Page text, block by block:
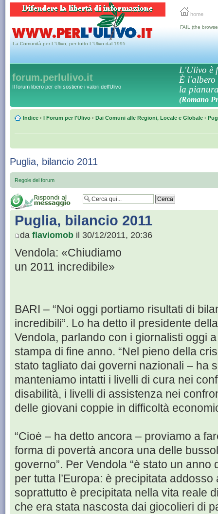
home
La Comunità per L'Ulivo, per tutto L'Ulivo dal 1995
FAIL (the
forum.perlulivo.it
Il forum libero per chi sostiene i valori dell'Ulivo
L'Ulivo è
È l'albero
la
(Romano
Indice ‹ I Forum per l'Ulivo ‹ Dai Comuni alle Regioni, Locale e Globale ‹
Puglia, bilancio 2011
Regole del forum
Puglia, bilancio 2011
da flaviomob il 30/12/2011, 20:36
Vendola: «Chiudiamo
un 2011 incredibile»
BARI – “Noi oggi portiamo risultati di
incredibili”. Lo ha detto il presidente
Vendola, parlando con i giornalisti oggi
stampa di fine anno. “Nel pieno della
stato tagliato dai governi nazionali – ha
manteniamo intatti i livelli di cura nei
disabilità, i livelli di assistenza nei
delle giovani coppie in difficoltà
“Cioè – ha detto ancora – proviamo a
forma di povertà ancora una delle
governo”. Per Vendola “è stato un
per tutta l’Europa: è precipitata
soprattutto è precipitata nella vita reale
che era stata nascosta dai giocolieri di